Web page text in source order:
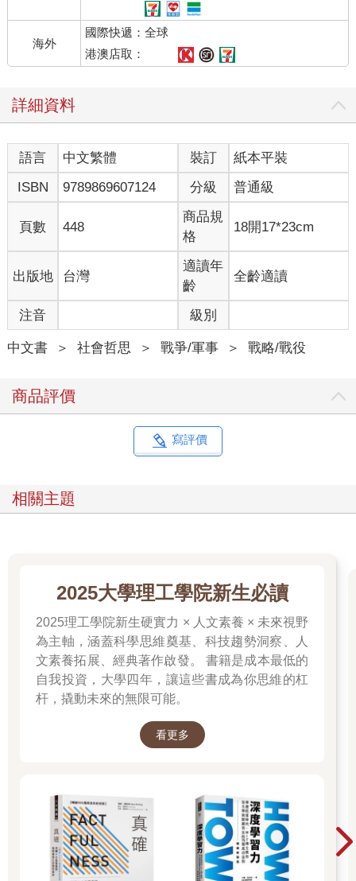
海外
國際快遞：全球
港澳店取：
詳細資料
語言 中文繁體 裝訂
紙本平裝
ISBN
9789869607124 分級 普通級
頁數 448
商品規
格
18開17*23cm
出版地 台灣
適讀年
齡
全齡適讀
注音 級別
中文書 ＞ 社會哲思 ＞ 戰爭/軍事 ＞ 戰略/戰役
商品評價
寫評價
相關主題
2025大學理工學院新生必讀
2025理工學院新生硬實力 × 人文素養 × 未來視野
為主軸，涵蓋科學思維奠基、科技趨勢洞察、人
文素養拓展、經典著作啟發。 書籍是成本最低的
自我投資，大學四年，讓這些書成為你思維的杠
杆，撬動未來的無限可能。
看更多